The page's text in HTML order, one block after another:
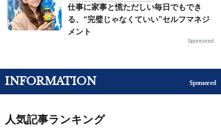
仕事に家事と慌ただしい毎日でもでき
る、“完璧じゃなくていい”セルフマネジ
メント
Sponsored
INFORMATION Sponsored
人気記事ランキング